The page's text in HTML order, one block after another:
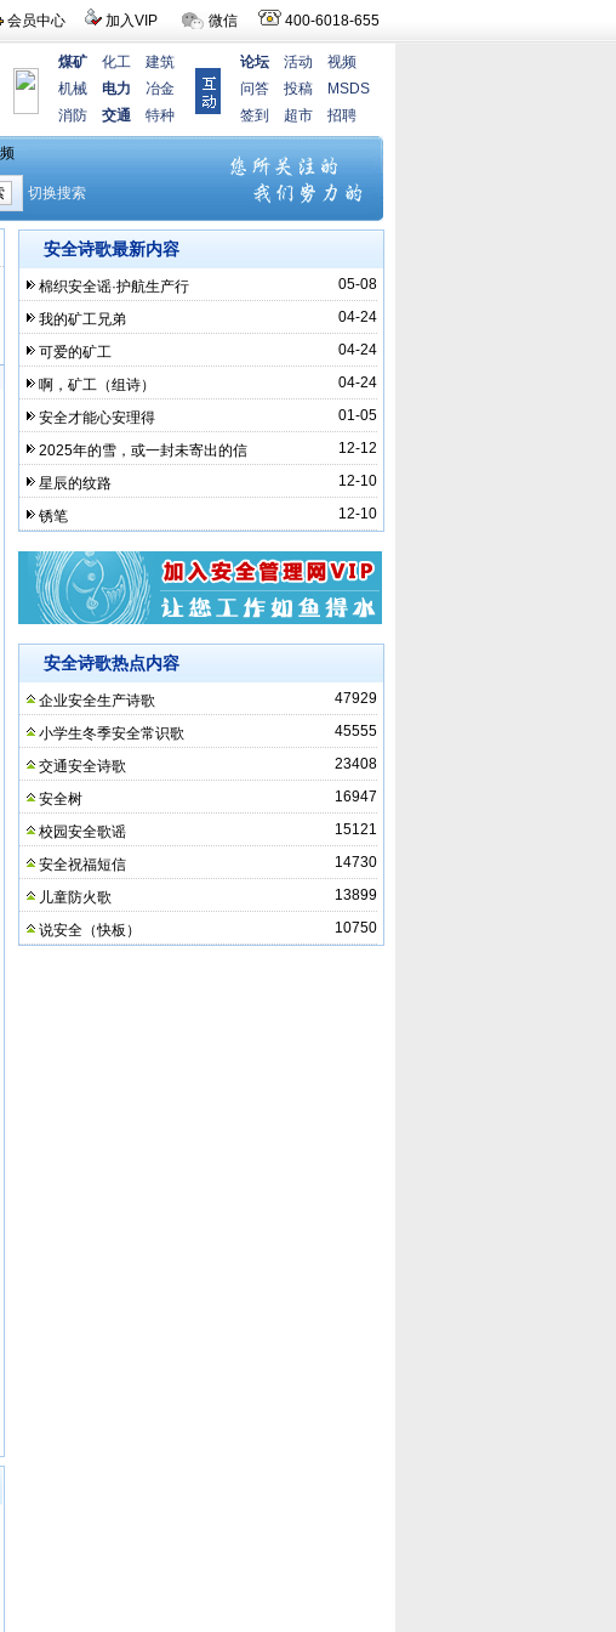
会员中心 加入VIP 微信 400-6018-655
煤矿 化工
建筑
机械
电力
冶金
消防
交通 特种
论坛 活动
视频
问答
投稿
MSDS
签到
超市 招聘
安全诗歌最新内容
05-08
棉织安全谣·护航生产行
04-24
我的矿工兄弟
04-24
可爱的矿工
04-24
啊，矿工（组诗）
01-05
安全才能心安理得
12-12
2025年的雪，或一封未寄出的信
12-10
星辰的纹路
12-10
锈笔
安全诗歌热点内容
47929
企业安全生产诗歌
45555
小学生冬季安全常识歌
23408
交通安全诗歌
16947
安全树
15121
校园安全歌谣
14730
安全祝福短信
13899
儿童防火歌
10750
说安全（快板）